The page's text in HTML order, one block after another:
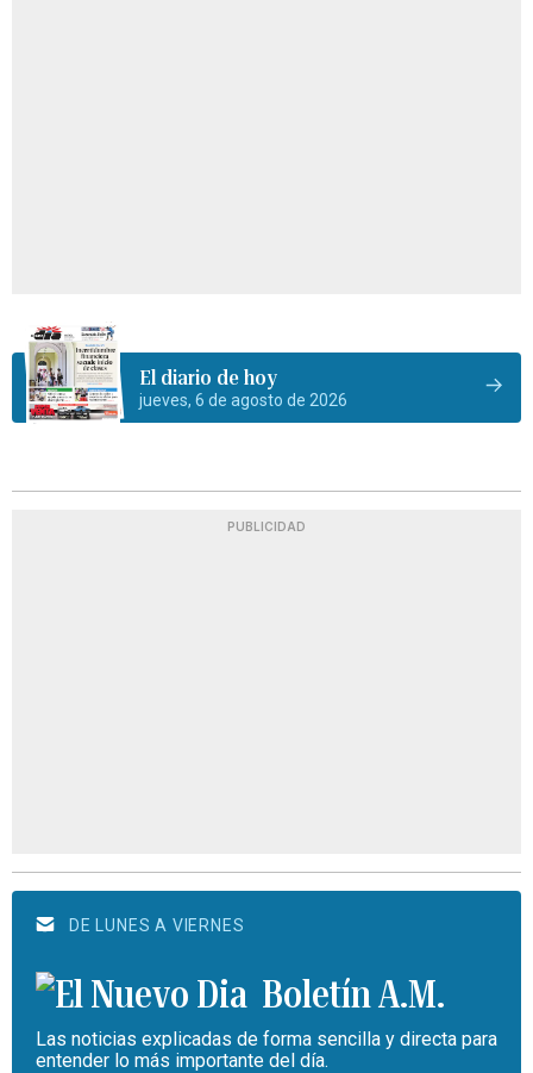
El diario de hoy
jueves, 6 de agosto de 2026
PUBLICIDAD
DE LUNES A VIERNES
Boletín A.M.
Las noticias explicadas de forma sencilla y directa para
entender lo más importante del día.